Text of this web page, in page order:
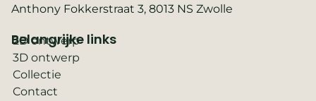
Belangrijke links
2D ontwerp
3D ontwerp
Collectie
Contact
Anthony Fokkerstraat 3, 8013 NS Zwolle